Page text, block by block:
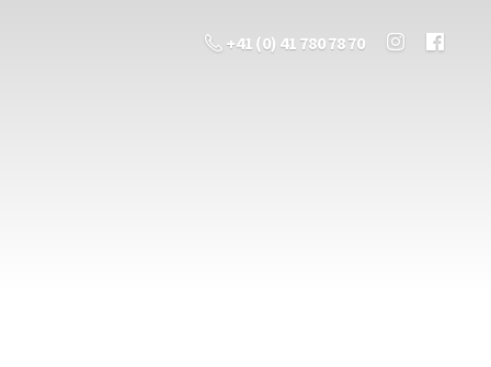
+41 (0) 41 780 78 70